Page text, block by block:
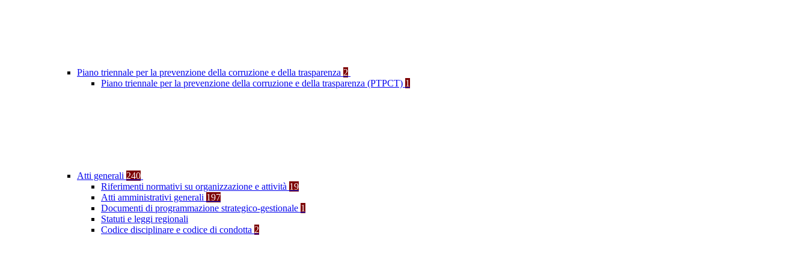
Piano triennale per la prevenzione della corruzione e della trasparenza 2
Piano triennale per la prevenzione della corruzione e della trasparenza (PTPCT) 1
Atti generali 240
Riferimenti normativi su organizzazione e attività 19
Atti amministrativi generali 197
Documenti di programmazione strategico-gestionale 1
Statuti e leggi regionali
Codice disciplinare e codice di condotta 2